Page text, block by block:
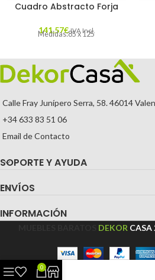
Cuadro Abstracto Forja
141,57€ IVA Incl.
Medidas:85 x 125
Calle Fray Junípero Serra, 58. 46014
+34 633 83 51 06
Email de Contacto
SOPORTE Y AYUDA
ENVÍOS
INFORMACIÓN
DEKOR CASA
0